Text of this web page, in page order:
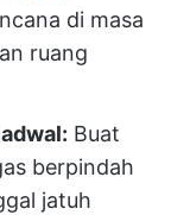
di masa
ruang
Buat
berpindah
jatuh